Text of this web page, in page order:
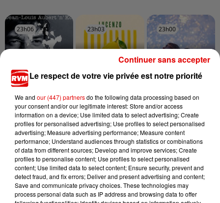
23h06
23h06
Juste Une Illusion
23h03
23h03
Limencello
23h00
23h00
Ete Avec Toi
Le respect de votre vie privée est notre priorité
We and our (447) partnersdo the following data processing based on
your consent and/or our legitimate interest: Store and/or access
information on a device; Use limited data to select advertising; Create
profiles for personalised advertising; Use profiles to select personalised
advertising; Measure advertising performance; Measure content
performance; Understand audiences through statistics or combinations
of data from different sources; Develop and improve services; Create
profiles to personalise content; Use profiles to select personalised
content; Use limited data to select content; Ensure security, prevent and
detect fraud, and fix errors; Deliver and present advertising and content;
Save and communicate privacy choices. These technologies may
process personal data such as IP address and browsing data to offer
Continuer sans accepter